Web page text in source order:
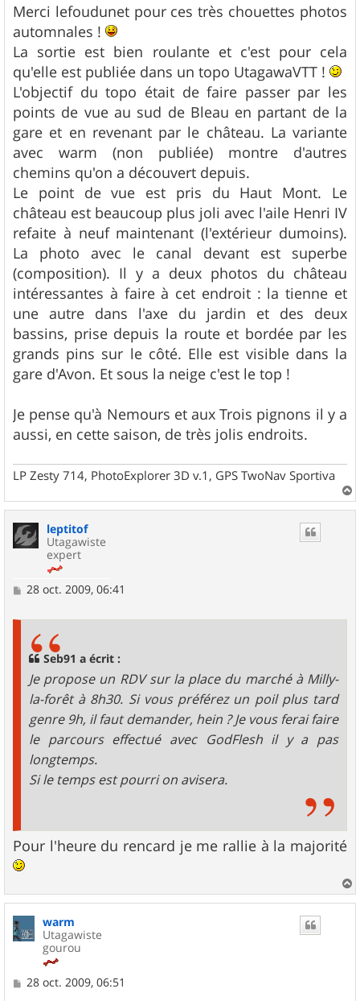
s
s
a
g
e
Merci lefoudunet pour ces très chouettes photos
automnales !
La sortie est bien roulante et c'est pour cela
qu'elle est publiée dans un topo UtagawaVTT !
L'objectif du topo était de faire passer par les
points de vue au sud de Bleau en partant de la
gare et en revenant par le château. La variante
avec warm (non publiée) montre d'autres
chemins qu'on a découvert depuis.
Le point de vue est pris du Haut Mont. Le
château est beaucoup plus joli avec l'aile Henri IV
refaite à neuf maintenant (l'extérieur dumoins).
La photo avec le canal devant est superbe
(composition). Il y a deux photos du château
intéressantes à faire à cet endroit : la tienne et
une autre dans l'axe du jardin et des deux
bassins, prise depuis la route et bordée par les
grands pins sur le côté. Elle est visible dans la
gare d'Avon. Et sous la neige c'est le top !
Je pense qu'à Nemours et aux Trois pignons il y a
aussi, en cette saison, de très jolis endroits.
LP Zesty 714, PhotoExplorer 3D v.1, GPS TwoNav Sportiva
a
leptitof
Utagawiste
expert
M
28 oct. 2009, 06:41
Seb91 a écrit :
Je propose un RDV sur la place du marché à Milly-
la-forêt à 8h30. Si vous préférez un poil plus tard
genre 9h, il faut demander, hein ? Je vous ferai faire
le parcours effectué avec GodFlesh il y a pas
longtemps.
Si le temps est pourri on avisera.
Pour l'heure du rencard je me rallie à la majorité
a
warm
Utagawiste
gourou
M
28 oct. 2009, 06:51